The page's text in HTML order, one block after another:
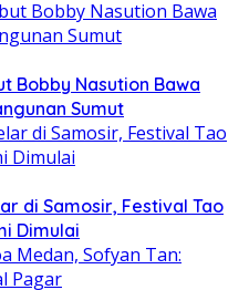
Bobby Nasution Bawa
Sumut
di Samosir, Festival Tao
Dimulai